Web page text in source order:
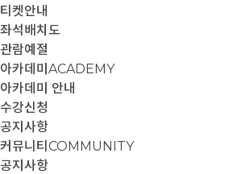
티켓안내
좌석배치도
관람예절
아카데미 ACADEMY
아카데미 안내
수강신청
공지사항
커뮤니티 COMMUNITY
공지사항